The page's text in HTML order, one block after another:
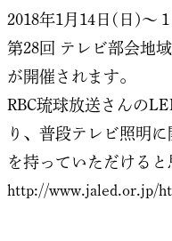
2018年1月14日(日)～
第28回 テレビ部会地
が開催されます。
RBC琉球放送さんの
り、普段テレビ照明
を持っていただけると
http://www.jaled.or.jp/